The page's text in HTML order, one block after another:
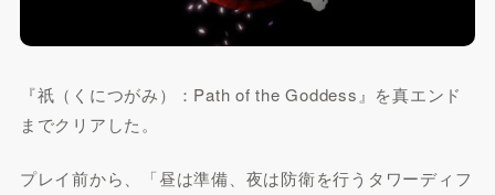
『祇（くにつがみ）：Path of the Goddess』を真エンド
までクリアした。
プレイ前から、「昼は準備、夜は防衛を行うタワーディフ